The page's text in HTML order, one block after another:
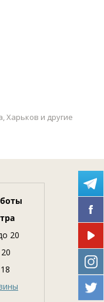
Харьков и другие
20